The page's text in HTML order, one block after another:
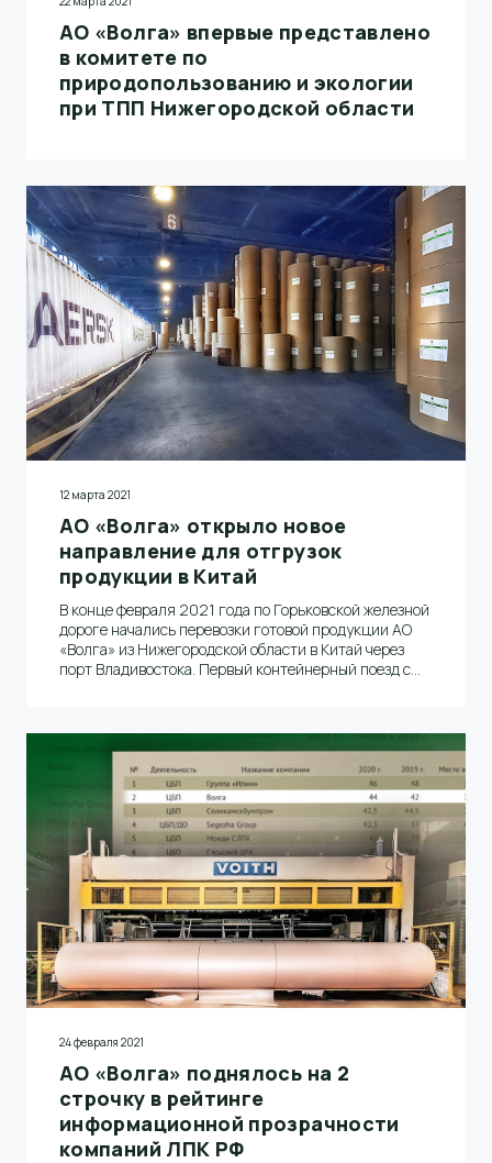
АО «Волга» впервые представлено
в комитете по
природопользованию и экологии
при ТПП Нижегородской области
12 марта 2021
АО «Волга» открыло новое
направление для отгрузок
продукции в Китай
В конце февраля 2021 года по Горьковской железной
дороге начались перевозки готовой продукции АО
«Волга» из Нижегородской области в Китай через
порт Владивостока. Первый контейнерный поезд с
сообщил заместитель генерального директора по
транспорту и логистике Алексей Полянский.
24 февраля 2021
АО «Волга» поднялось на 2
строчку в рейтинге
информационной прозрачности
компаний ЛПК РФ